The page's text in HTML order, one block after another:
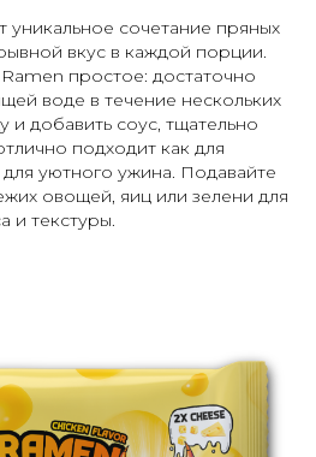
уникальное сочетание пряных
вкус в каждой порции.
простое: достаточно
воде в течение нескольких
и добавить соус, тщательно
подходит как для
уютного ужина. Подавайте
овощей, яиц или зелени для
и текстуры.